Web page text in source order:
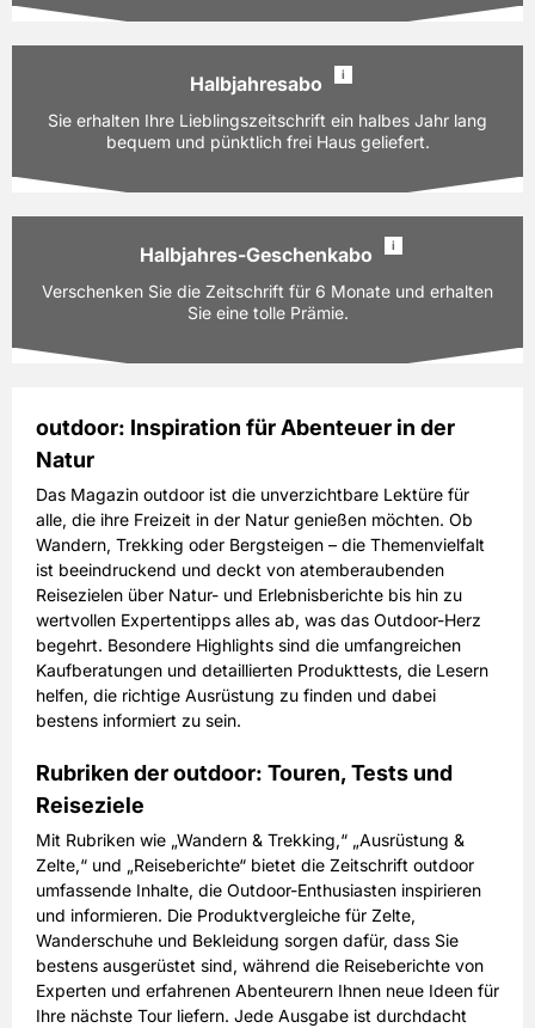
PAYBACK:
97,50 EUR
inkl. gesetzl. MwSt. & Versand
Prämie auswählen
Ausgaben:
13 Hefte für je z.Zt. 7,50 EUR
Laufzeit:
12 Monate
PAYBACK:
97,50 EUR
inkl. gesetzl. MwSt. & Versand
Prämie auswählen
Halbjahresabo i
Sie erhalten Ihre Lieblingszeitschrift ein halbes Jahr lang
bequem und pünktlich frei Haus geliefert.
Ausgaben:
6 Hefte für je z.Zt. 7,50 EUR
6 Monate
PAYBACK:
inkl. gesetzl. MwSt. & Versand
Halbjahres-Geschenkabo i
Verschenken Sie die Zeitschrift für 6 Monate und erhalten
Sie eine tolle Prämie.
Ausgaben:
Laufzeit:
6 Monate
PAYBACK:
30 Basispunkte
Preis 45,00 EUR
inkl. gesetzl. MwSt. & Versand
Prämie auswählen
outdoor: Inspiration für Abenteuer in der
Natur
Das Magazin outdoor ist die unverzichtbare Lektüre für
alle, die ihre Freizeit in der Natur genießen möchten. Ob
Wandern, Trekking oder Bergsteigen – die Themenvielfalt
ist beeindruckend und deckt von atemberaubenden
Reisezielen über Natur- und Erlebnisberichte bis hin zu
wertvollen Expertentipps alles ab, was das Outdoor-Herz
begehrt. Besondere Highlights sind die umfangreichen
Kaufberatungen und detaillierten Produkttests, die Lesern
helfen, die richtige Ausrüstung zu finden und dabei
bestens informiert zu sein.
Rubriken der outdoor: Touren, Tests und
Reiseziele
Mit Rubriken wie „Wandern & Trekking,“ „Ausrüstung &
Zelte,“ und „Reiseberichte“ bietet die Zeitschrift outdoor
umfassende Inhalte, die Outdoor-Enthusiasten inspirieren
und informieren. Die Produktvergleiche für Zelte,
Wanderschuhe und Bekleidung sorgen dafür, dass Sie
bestens ausgerüstet sind, während die Reiseberichte von
Experten und erfahrenen Abenteurern Ihnen neue Ideen für
Ihre nächste Tour liefern. Jede Ausgabe ist durchdacht